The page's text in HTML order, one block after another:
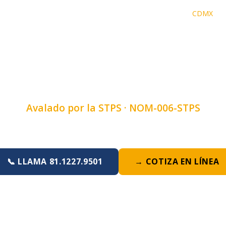
CDMX
Avalado por la STPS · NOM-006-STPS
📞 LLAMA 81.1227.9501 → COTIZA EN LÍNEA